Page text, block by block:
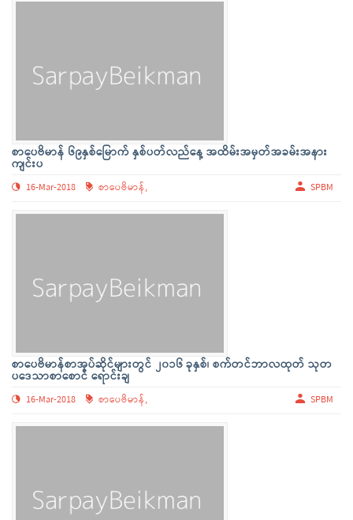
စာပေဗိမာန် ၆၉နှစ်မြောက် နှစ်ပတ်လည်နေ့ အထိမ်းအမှတ်အခမ်းအနား
ကျင်းပ
16-Mar-2018 စာပေဗိမာန်, SPBM
စာပေဗိမာန်စာအုပ်ဆိုင်များတွင် ၂၀၁၆ ခုနှစ်၊ စက်တင်ဘာလထုတ် သုတ
ပဒေသာစာစောင် ရောင်းချ
16-Mar-2018 စာပေဗိမာန်, SPBM